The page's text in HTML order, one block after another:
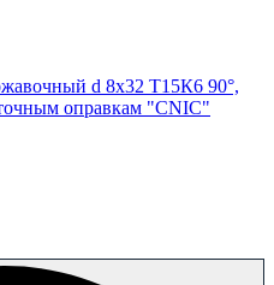
d 8х32 Т15К6 90°,
оправкам "CNIC"